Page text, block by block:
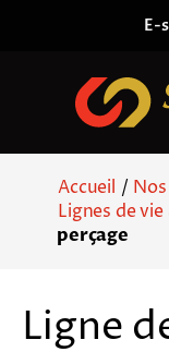
E-
Accueil /
Lignes de vie
perçage
Ligne